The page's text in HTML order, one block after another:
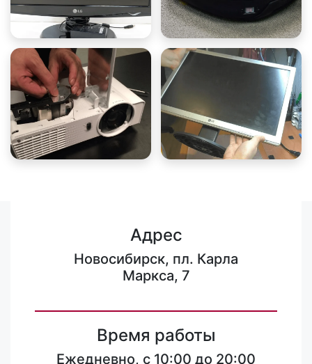
Адрес
Новосибирск, пл. Карла
Маркса, 7
Время работы
Ежедневно, с 10:00 до 20:00